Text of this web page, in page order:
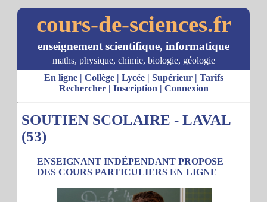
cours-de-sciences.fr
enseignement scientifique, informatique
maths, physique, chimie, biologie, géologie
En ligne| Collège| Lycée| Supérieur| Tarifs
Rechercher| Inscription | Connexion
SOUTIEN SCOLAIRE - LAVAL
(53)
ENSEIGNANT INDÉPENDANT PROPOSE
DES COURS PARTICULIERS EN LIGNE